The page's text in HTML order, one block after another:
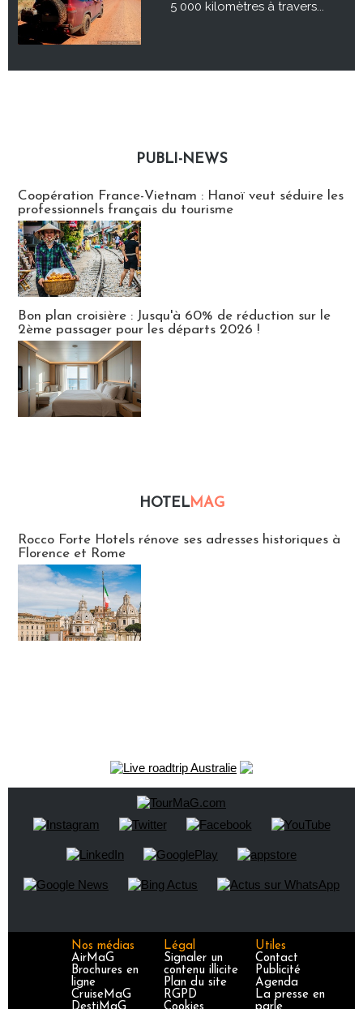
5 000 kilomètres à travers...
PUBLI-NEWS
Coopération France-Vietnam : Hanoï veut séduire les
professionnels français du tourisme
Bon plan croisière : Jusqu'à 60% de réduction sur le
2ème passager pour les départs 2026 !
HOTELMAG
Rocco Forte Hotels rénove ses adresses historiques à
Florence et Rome
Nos médias
AirMaG
Brochures en
ligne
CruiseMaG
Légal
Signaler un
contenu illicite
Plan du site
RGPD
Utiles
Contact
Publicité
Agenda
La presse en